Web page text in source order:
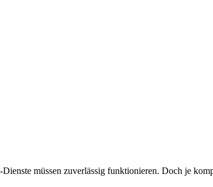
müssen zuverlässig funktionieren. Doch je